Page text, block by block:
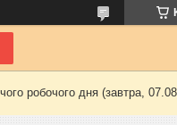
робочого дня (завтра,